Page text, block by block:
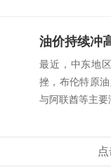
油价持续冲
最近，中东地
挫，布伦特原
与阿联酋等主